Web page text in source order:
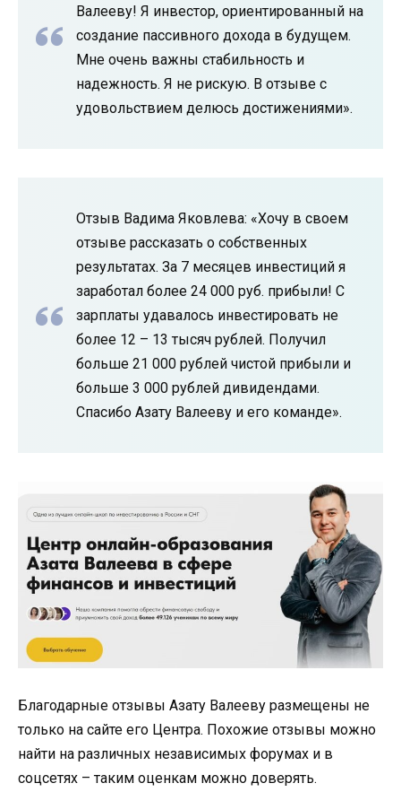
Валееву! Я инвестор, ориентированный на
создание пассивного дохода в будущем.
Мне очень важны стабильность и
надежность. Я не рискую. В отзыве с
удовольствием делюсь достижениями».
Отзыв Вадима Яковлева: «Хочу в своем
отзыве рассказать о собственных
результатах. За 7 месяцев инвестиций я
заработал более 24 000 руб. прибыли! С
зарплаты удавалось инвестировать не
более 12 – 13 тысяч рублей. Получил
больше 21 000 рублей чистой прибыли и
больше 3 000 рублей дивидендами.
Спасибо Азату Валееву и его команде».
Благодарные отзывы Азату Валееву размещены не
только на сайте его Центра. Похожие отзывы можно
найти на различных независимых форумах и в
соцсетях – таким оценкам можно доверять.